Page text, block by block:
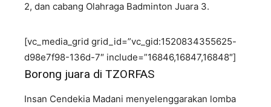
2, dan cabang Olahraga Badminton Juara 3.
[vc_media_grid grid_id=”vc_gid:1520834355625-
d98e7f98-136d-7″ include=”16846,16847,16848″]
Borong juara di TZORFAS
Insan Cendekia Madani menyelenggarakan lomba